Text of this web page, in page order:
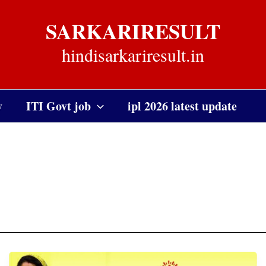
SARKARIRESULT
hindisarkariresult.in
ITI Govt job ipl 2026 latest update